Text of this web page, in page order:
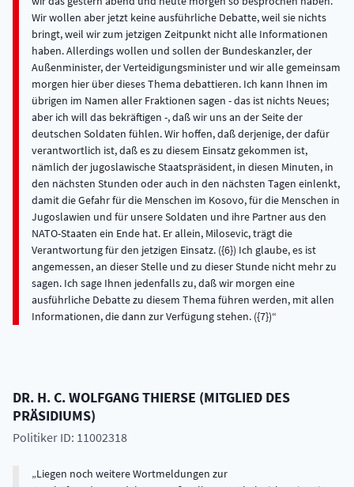
Wir wollen aber jetzt keine ausführliche Debatte, weil sie nichts
bringt, weil wir zum jetzigen Zeitpunkt nicht alle Informationen
haben. Allerdings wollen und sollen der Bundeskanzler, der
Außenminister, der Verteidigungsminister und wir alle gemeinsam
morgen hier über dieses Thema debattieren. Ich kann Ihnen im
übrigen im Namen aller Fraktionen sagen - das ist nichts Neues;
aber ich will das bekräftigen -, daß wir uns an der Seite der
deutschen Soldaten fühlen. Wir hoffen, daß derjenige, der dafür
verantwortlich ist, daß es zu diesem Einsatz gekommen ist,
nämlich der jugoslawische Staatspräsident, in diesen Minuten, in
den nächsten Stunden oder auch in den nächsten Tagen einlenkt,
damit die Gefahr für die Menschen im Kosovo, für die Menschen in
Jugoslawien und für unsere Soldaten und ihre Partner aus den
NATO-Staaten ein Ende hat. Er allein, Milosevic, trägt die
Verantwortung für den jetzigen Einsatz. ({6}) Ich glaube, es ist
angemessen, an dieser Stelle und zu dieser Stunde nicht mehr zu
sagen. Ich sage Ihnen jedenfalls zu, daß wir morgen eine
ausführliche Debatte zu diesem Thema führen werden, mit allen
Informationen, die dann zur Verfügung stehen. ({7})
DR. H. C.WOLFGANGTHIERSE (MITGLIED DES
PRÄSIDIUMS)
Politiker ID: 11002318
Liegen noch weitere Wortmeldungen zur